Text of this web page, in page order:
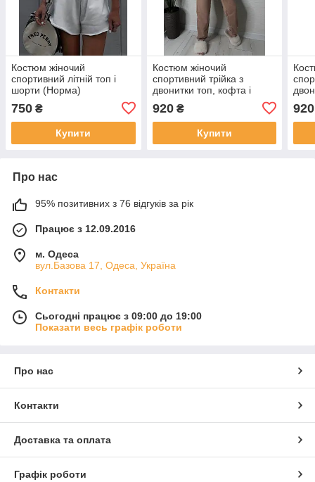
Костюм жіночий
спортивний літній топ і
шорти (Норма)
750 ₴
Купити
Костюм жіночий
спортивний трійка з
двонитки топ, кофта і
920₴
Купити
920
Про нас
95% позитивних з 76 відгуків за рік
Працює з 12.09.2016
м. Одеса
вул.Базова 17, Одеса, Україна
Контакти
Сьогодні працює з 09:00 до 19:00
Показати весь графік роботи
Про нас
Контакти
Доставка та оплата
Графік роботи